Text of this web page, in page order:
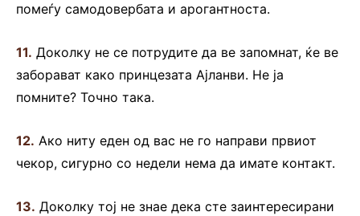
помеѓу самодовербата и арогантноста.
11. Доколку не се потрудите да ве запомнат, ќе ве
заборават како принцезата Ајланви. Не ја
помните? Точно така.
12. Ако ниту еден од вас не го направи првиот
чекор, сигурно со недели нема да имате контакт.
13. Доколку тој не знае дека сте заинтересирани